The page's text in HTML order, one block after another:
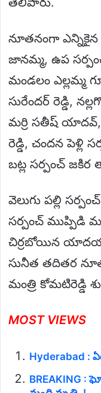
నూతనంగా ఎన్నికైన
జానమ్మ, ఉప
మండలం ఎల్లమ్మ
సురేందర్ రెడ్డి,
మర్రి సతీష్ యాదవ్,
రెడ్డి, చందన పెళ్లి
బట్ల సర్పంచ్ జకిర
వెలుగు పల్లి
సర్పంచ్ ముప్పిడి
చిర్రబోయిన యాదయ్య,
సునీత తదితర
మంత్రి కోమటిరెడ్డి
MOST VIEWS
Hyderabad :
BREAKING :